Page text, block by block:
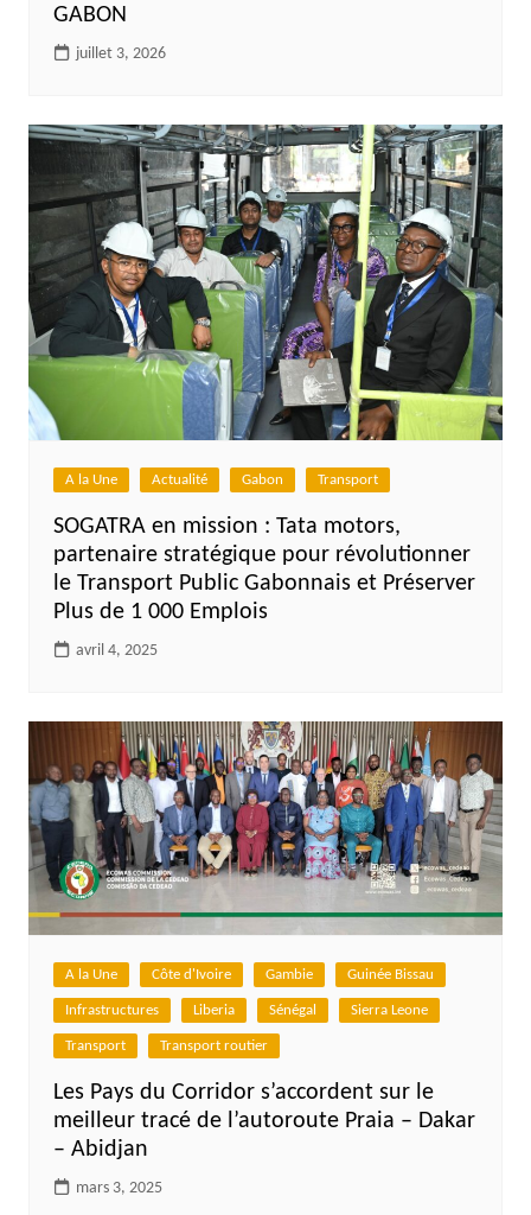
GABON
juillet 3, 2026
A la Une Actualité Gabon Transport
SOGATRA en mission : Tata motors,
partenaire stratégique pour révolutionner
le Transport Public Gabonnais et Préserver
Plus de 1 000 Emplois
avril 4, 2025
A la Une Côte d'Ivoire Gambie Guinée Bissau
Infrastructures Liberia Sénégal Sierra Leone
Transport Transport routier
Les Pays du Corridor s’accordent sur le
meilleur tracé de l’autoroute Praia – Dakar
– Abidjan
mars 3, 2025